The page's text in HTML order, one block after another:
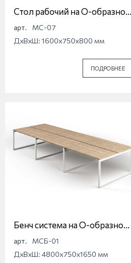
Стол рабочий на О-образной
опоре Магна МС-07
арт.
МС-07
ДхВхШ: 1600x750x800 мм
ПОДРОБНЕЕ
Бенч система на О-образной
опоре Магна МСБ-01
арт.
МСБ-01
ДхВхШ: 4800x750x1650 мм